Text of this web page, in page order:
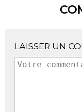
LAISSER UN